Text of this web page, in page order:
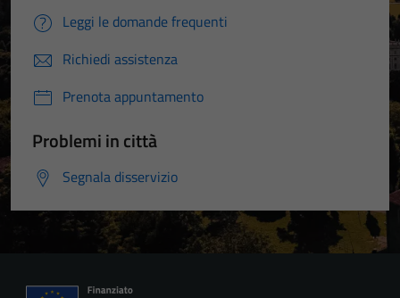
Leggi le domande frequenti
Richiedi assistenza
Prenota appuntamento
Problemi in città
Segnala disservizio